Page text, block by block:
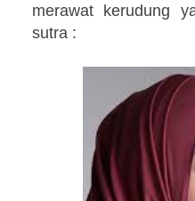
merawat kerudung
sutra :